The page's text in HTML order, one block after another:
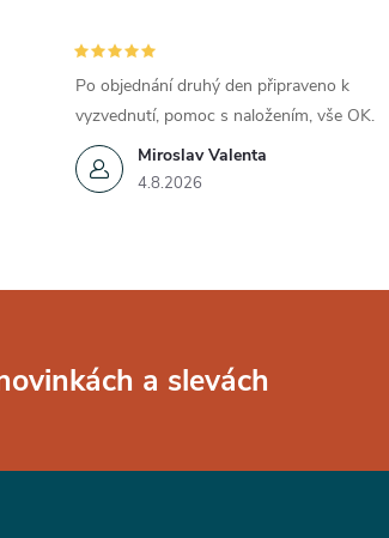
Miroslav Valenta
4.8.2026
Po objednání druhý den připraveno k
vyzvednutí, pomoc s naložením, vše OK.
a slevách